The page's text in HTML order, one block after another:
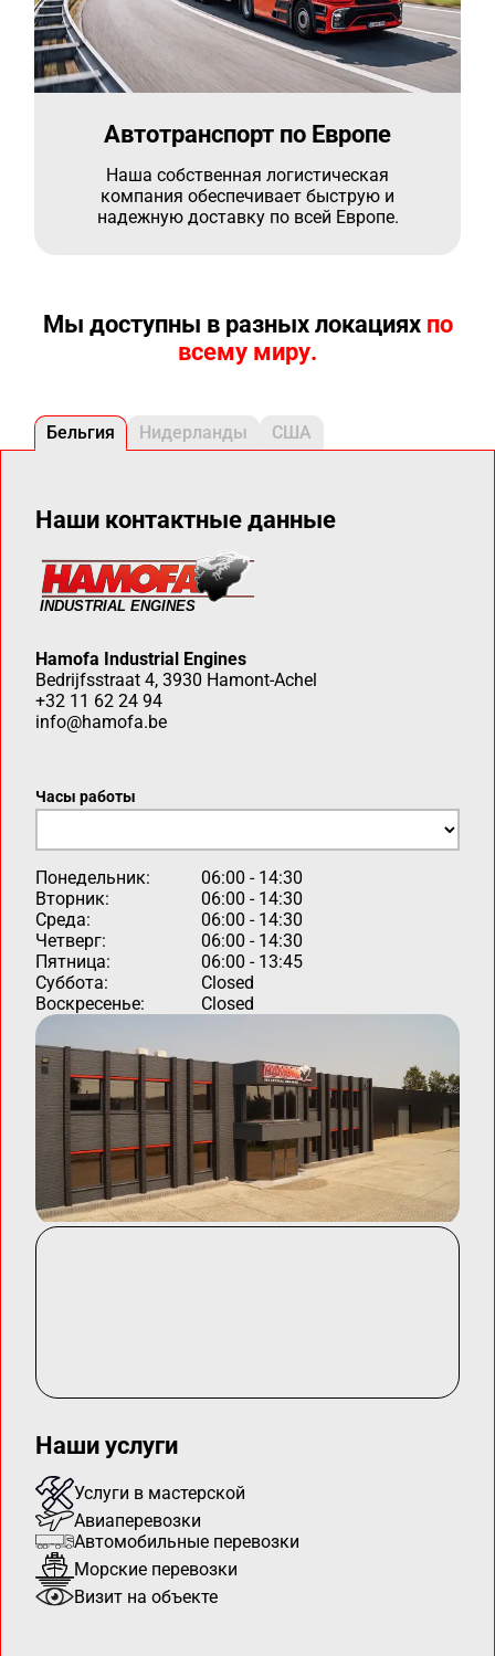
Автотранспорт по Европе
Наша собственная логистическая
компания обеспечивает быструю и
надежную доставку по всей Европе.
Мы доступны в разных локациях по
всему миру.
Бельгия Нидерланды США
Наши контактные данные
Hamofa Industrial Engines
Bedrijfsstraat 4, 3930 Hamont-Achel
+32 11 62 24 94
info@hamofa.be
Часы работы
Понедельник:
06:00 - 14:30
Вторник:
06:00 - 14:30
Среда:
06:00 - 14:30
Четверг:
06:00 - 14:30
Пятница:
06:00 - 13:45
Суббота:
Closed
Воскресенье:
Closed
Наши услуги
Услуги в мастерской
Авиаперевозки
Автомобильные перевозки
Морские перевозки
Визит на объекте